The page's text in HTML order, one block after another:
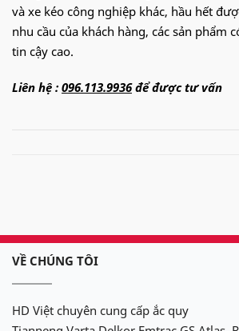
và xe kéo công nghiệp khác, hầu hết
nhu cầu của khách hàng, các sản phẩm
tin cậy cao.
Liên hệ : 096.113.9936để được tư vấn
VỀ CHÚNG TÔI
HD Việt chuyên cung cấp ắc quy